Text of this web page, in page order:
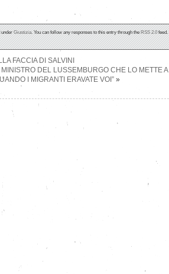
underGiustizia. You can follow any responses to this entry through theRSS 2.0feed.
FACCIA DI SALVINI
DEL LUSSEMBURGO CHE LO METTE A
I MIGRANTI ERAVATE VOI” »